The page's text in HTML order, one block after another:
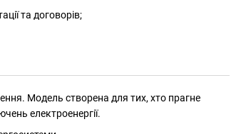
та договорів;
Модель створена для тих, хто прагне
електроенергії.